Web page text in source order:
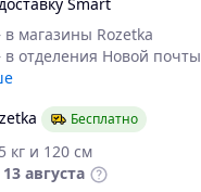
до 100 кг.
7
магазины Rozetka
отделения Новой почты
Бесплатно
кг и 120 см
августа